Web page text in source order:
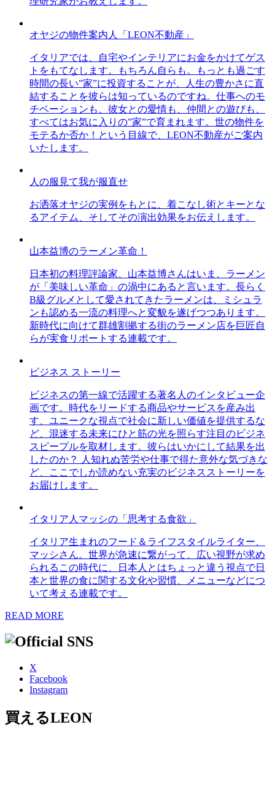
オヤジの物件案内人「LEON不動産」
イタリアでは、自宅やインテリアにお金をかけてゲス
トをもてなします。もちろん自らも。もっとも過ごす
時間の長い”家”に投資することが、人生の豊かさに直
結することを彼らは知っているのですね。仕事へのモ
チベーションも、彼女との愛情も、仲間との遊びも、
すべてはお気に入りの”家”で育まれます。世の物件を
モテるか否か！という目線で、LEON不動産がご案内
いたします。
人の服見て我が服直せ
お洒落オヤジの実例をもとに、着こなし術とキーとな
るアイテム、そしてその演出効果をお伝えします。
山本益博のラーメン革命！
日本初の料理評論家、山本益博さんはいま、ラーメン
が「美味しい革命」の渦中にあると言います。長らく
B級グルメとして愛されてきたラーメンは、ミシュラ
ンも認める一流の料理へと変貌を遂げつつあります。
新時代に向けて群雄割拠する街のラーメン店を巨匠自
らが実食リポートする連載です。
ビジネス ストーリー
ビジネスの第一線で活躍する著名人のインタビュー企
画です。時代をリードする商品やサービスを産み出
す、ユニークな視点で社会に新しい価値を提供するな
ど、混迷する未来にひと筋の光を照らす注目のビジネ
スピープルを取材します。彼らはいかにして結果を出
したのか？ 人知れぬ苦労や仕事で得た意外な気づきな
ど、ここでしか読めない充実のビジネスストーリーを
お届けします。
イタリア人マッシの「思考する食欲」
イタリア生まれのフード＆ライフスタイルライター、
マッシさん。世界が急速に繋がって、広い視野が求め
られるこの時代に、日本人とはちょっと違う視点で日
本と世界の食に関する文化や習慣、メニューなどにつ
いて考える連載です。
READ MORE
X
Facebook
Instagram
買えるLEON